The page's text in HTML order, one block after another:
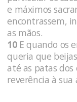
e máximos
encontrassem,
as mãos.
10E quando os
queria que
até as patas
reverência à